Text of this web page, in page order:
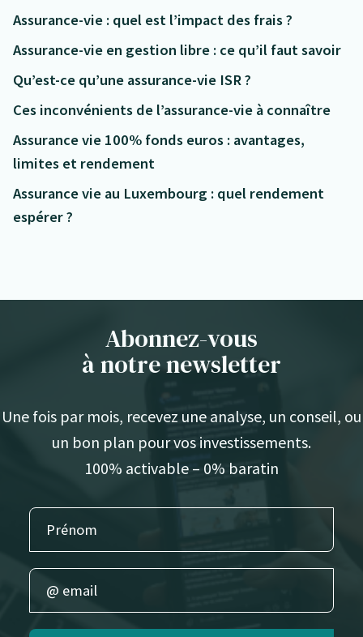
Assurance-vie : quel est l’impact des frais ?
Assurance-vie en gestion libre : ce qu’il faut savoir
Qu’est-ce qu’une assurance-vie ISR ?
Ces inconvénients de l’assurance-vie à connaître
Assurance vie 100% fonds euros : avantages,
limites et rendement
Assurance vie au Luxembourg : quel rendement
espérer ?
Abonnez-vous
à notre newsletter
Une fois par mois, recevez une analyse, un conseil, ou
un bon plan pour vos investissements.
100% activable – 0% baratin